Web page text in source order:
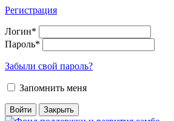
Регистрация
Логин*
Пароль*
Забыли свой пароль?
Запомнить меня